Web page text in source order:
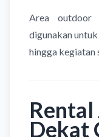
Area
digunakan
hingga kegiatan
Dekat